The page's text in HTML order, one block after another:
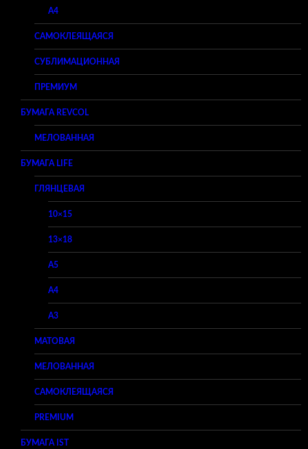
A4
САМОКЛЕЯЩАЯСЯ
СУБЛИМАЦИОННАЯ
ПРЕМИУМ
БУМАГА REVCOL
МЕЛОВАННАЯ
БУМАГА LIFE
ГЛЯНЦЕВАЯ
10×15
13×18
A5
A4
A3
МАТОВАЯ
МЕЛОВАННАЯ
САМОКЛЕЯЩАЯСЯ
PREMIUM
БУМАГА IST